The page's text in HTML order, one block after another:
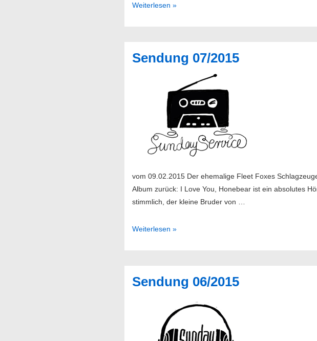
Sendung
Weiterlesen »
Sendung 07/2015
vom 09.02.2015 Der ehemalige Fleet Foxes
Album zurück: I Love You, Honebear ist ein absolutes
stimmlich, der kleine Bruder von …
Sendung
Weiterlesen »
Sendung 06/2015